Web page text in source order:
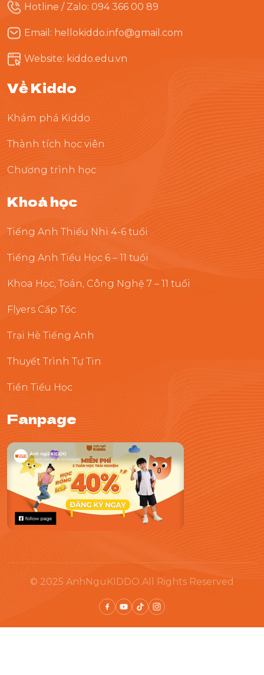
Hotline / Zalo: 094 366 00 89
Email: hellokiddo.info@gmail.com
Website: kiddo.edu.vn
Về Kiddo
Khám phá Kiddo
Thành tích học viên
Chương trình học
Khoá học
Tiếng Anh Thiếu Nhi 4-6 tuổi
Tiếng Anh Tiểu Học 6 – 11 tuổi
Khoa Học, Toán, Công Nghệ 7 – 11 tuổi
Flyers Cấp Tốc
Trại Hè Tiếng Anh
Thuyết Trình Tự Tin
Tiền Tiểu Học
Fanpage
© 2025 AnhNguKIDDO.All Rights Reserved